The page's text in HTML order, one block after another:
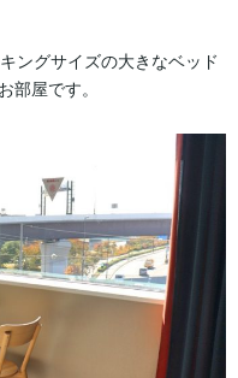
ングサイズの大きなベッド
部屋です。